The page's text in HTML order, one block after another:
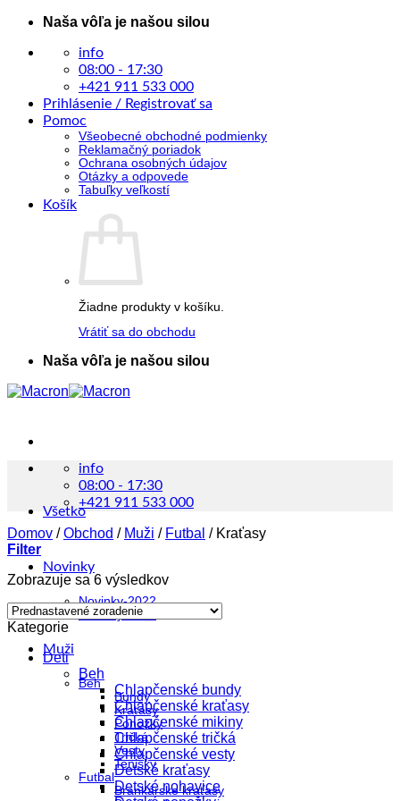
Skip
content
Naša vôľa je našou silou
info
08:00 - 17:30
+421 911 533 000
Prihlásenie / Registrovať sa
Pomoc
Všeobecné obchodné podmienky
Reklamačný poriadok
Ochrana osobných údajov
Otázky a odpovede
Tabuľky veľkostí
Košík
Žiadne produkty v košíku.
Vrátiť sa do obchodu
Naša vôľa je našou silou
Všetko
Novinky
Novinky-2022
Novinky-2023
Muži
Beh
Bundy
Kraťasy
Ponožky
Tričká
Vesty
Tenisky
Futbal
Brankárske kraťasy
info
08:00 - 17:30
+421 911 533 000
Domov / Obchod / Muži / Futbal /Kraťasy
Filter
Zobrazuje sa 6 výsledkov
Kategorie
Deti
Beh
Chlapčenské bundy
Chlapčenské kraťasy
Chlapčenské mikiny
Chlapčenské tričká
Chlapčenské vesty
Detské kraťasy
Detské nohavice